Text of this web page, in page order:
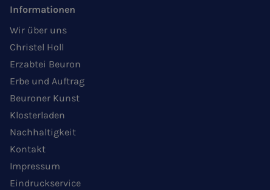
Informationen
Wir über uns
Christel Holl
Erzabtei Beuron
Erbe und Auftrag
Beuroner Kunst
Klosterladen
Nachhaltigkeit
Kontakt
Impressum
Eindruckservice